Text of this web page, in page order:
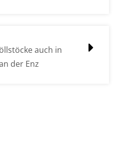
auch in
der Enz